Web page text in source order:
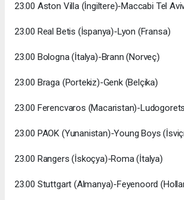
23.00 Aston Villa (İngiltere)-Maccabi Tel
23.00 Real Betis (İspanya)-Lyon (Fransa)
23.00 Bologna (İtalya)-Brann (Norveç)
23.00 Braga (Portekiz)-Genk (Belçika)
23.00 Ferencvaros (Macaristan)-
23.00 PAOK (Yunanistan)-Young Boys
23.00 Rangers (İskoçya)-Roma (İtalya)
23.00 Stuttgart (Almanya)-Feyenoord